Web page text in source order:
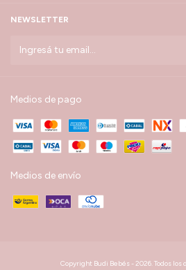
NEWSLETTER
Medios de pago
Medios de envío
Copyright Budi Bebés - 2026. Todos los